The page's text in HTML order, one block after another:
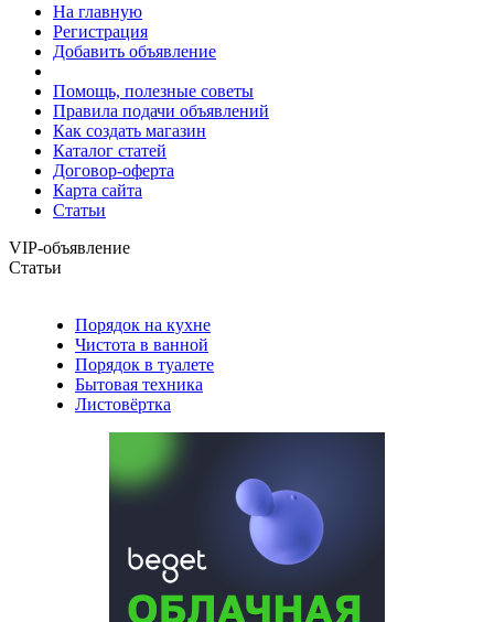
На главную
Регистрация
Добавить объявление
Помощь, полезные советы
Правила подачи объявлений
Как создать магазин
Каталог статей
Договор-оферта
Карта сайта
Статьи
VIP-объявление
Статьи
Порядок на кухне
Чистота в ванной
Порядок в туалете
Бытовая техника
Листовёртка